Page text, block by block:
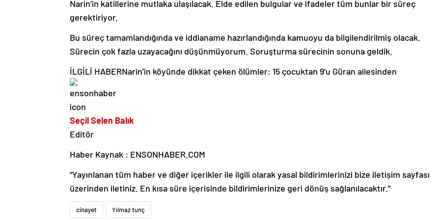
Narin’in katillerine mutlaka ulaşılacak. Elde edilen bulgular ve ifadeler tüm bunlar bir süreç
gerektiriyor.
Bu süreç tamamlandığında ve iddianame hazırlandığında kamuoyu da bilgilendirilmiş olacak.
Sürecin çok fazla uzayacağını düşünmüyorum. Soruşturma sürecinin sonuna geldik.
İLGİLİ HABERNarin’in köyünde dikkat çeken ölümler: 15 çocuktan 9’u Güran ailesinden
Seçil Selen Balık
Editör
Haber Kaynak : ENSONHABER.COM
“Yayınlanan tüm haber ve diğer içerikler ile ilgili olarak yasal bildirimlerinizi bize iletişim sayfası
üzerinden iletiniz. En kısa süre içerisinde bildirimlerinize geri dönüş sağlanılacaktır.”
cinayet Yılmaz tunç